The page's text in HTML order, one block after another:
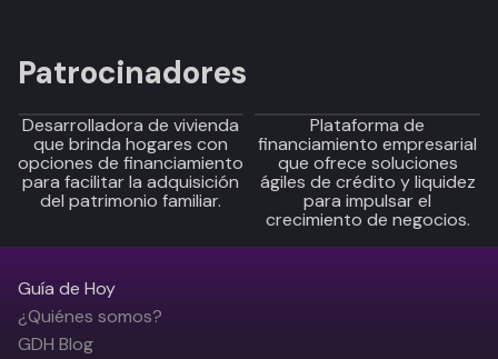
Patrocinadores
Desarrolladora de vivienda
que brinda hogares con
opciones de financiamiento
para facilitar la adquisición
del patrimonio familiar.
Plataforma de
financiamiento empresarial
que ofrece soluciones
ágiles de crédito y liquidez
para impulsar el
crecimiento de negocios.
Guía de Hoy
¿Quiénes somos?
GDH Blog